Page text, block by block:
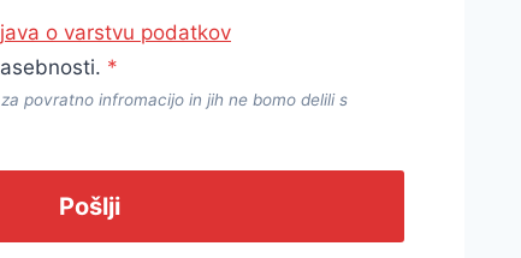
o varstvu podatkov
*
povratno infromacijo in jih ne bomo delili s
Pošlji